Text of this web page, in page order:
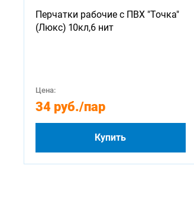
Перчатки рабочие с ПВХ "Точка"
(Люкс) 10кл,6 нит
Цена:
34 руб./пар
Купить